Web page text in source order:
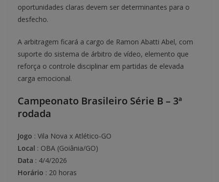
oportunidades claras devem ser determinantes para o
desfecho.
A arbitragem ficará a cargo de Ramon Abatti Abel, com
suporte do sistema de árbitro de vídeo, elemento que
reforça o controle disciplinar em partidas de elevada
carga emocional.
Campeonato Brasileiro Série B – 3ª
rodada
Jogo : Vila Nova x Atlético-GO
Local : OBA (Goiânia/GO)
Data : 4/4/2026
Horário : 20 horas